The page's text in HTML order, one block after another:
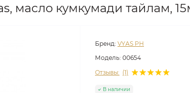
масло кумкумади тайлам,
Бренд: VYAS PH
Модель: 00654
Отзывы: (1)
В наличии